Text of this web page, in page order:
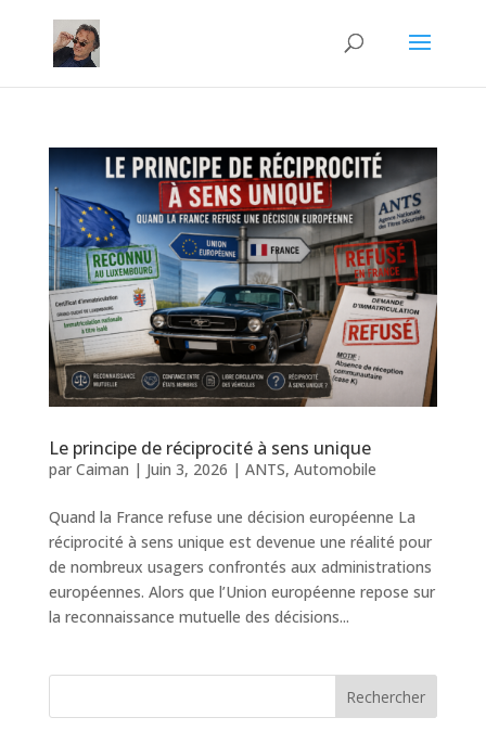
Le principe de réciprocité à sens unique
par Caiman | Juin 3, 2026 | ANTS, Automobile
Quand la France refuse une décision européenne La
réciprocité à sens unique est devenue une réalité pour
de nombreux usagers confrontés aux administrations
européennes. Alors que l’Union européenne repose sur
la reconnaissance mutuelle des décisions...
Rechercher